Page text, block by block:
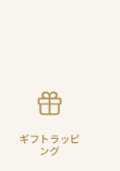
ギフトラッピ
ング